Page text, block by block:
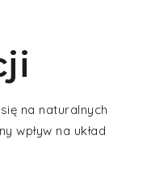
na naturalnych
wpływ na układ